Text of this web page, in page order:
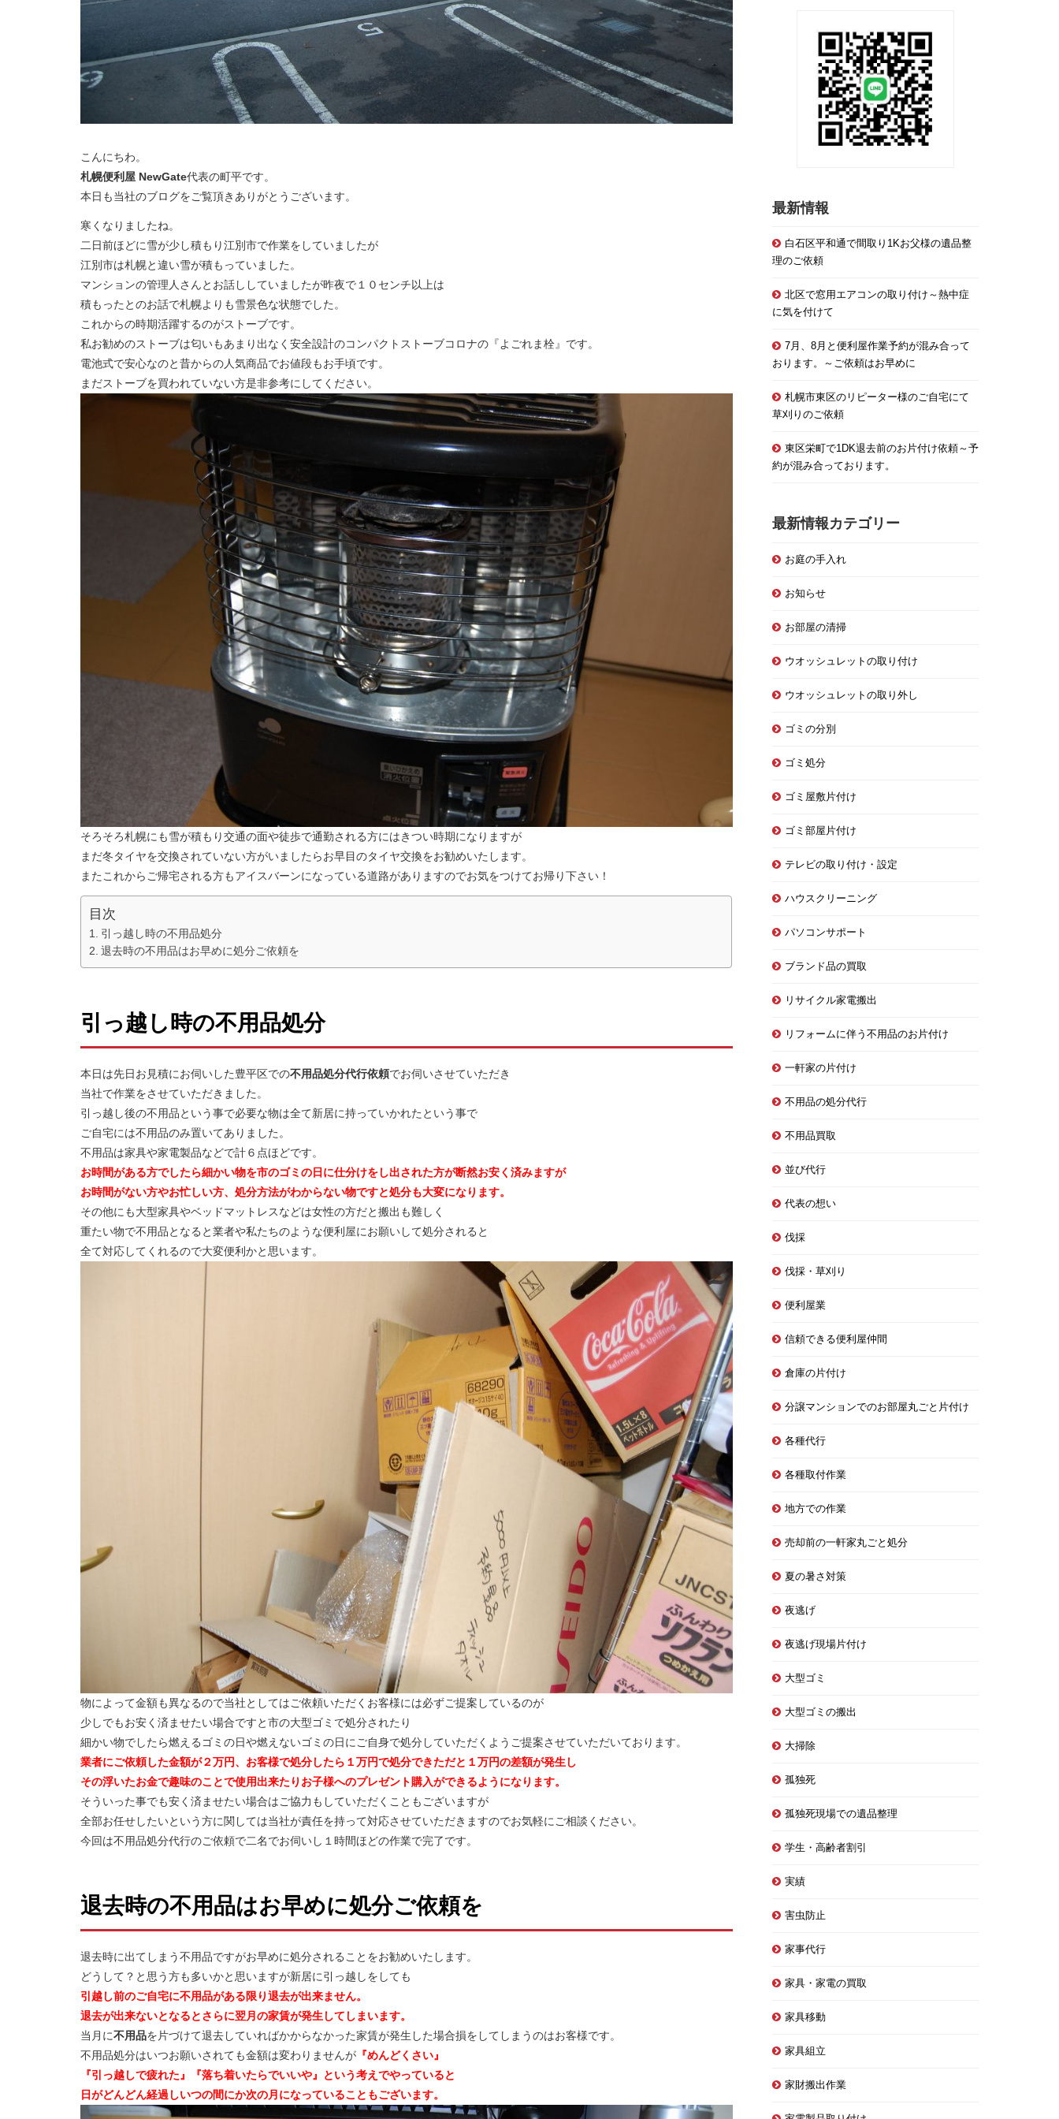
こんにちわ。
札幌便利屋 NewGate代表の町平です。
本日も当社のブログをご覧頂きありがとうございます。
寒くなりましたね。
二日前ほどに雪が少し積もり江別市で作業をしていましたが
江別市は札幌と違い雪が積もっていました。
マンションの管理人さんとお話ししていましたが昨夜で１０センチ以上は
積もったとのお話で札幌よりも雪景色な状態でした。
これからの時期活躍するのがストーブです。
私お勧めのストーブは匂いもあまり出なく安全設計のコンパクトストーブコロナの『よごれま栓』です。
電池式で安心なのと昔からの人気商品でお値段もお手頃です。
まだストーブを買われていない方是非参考にしてください。
そろそろ札幌にも雪が積もり交通の面や徒歩で通勤される方にはきつい時期になりますが
まだ冬タイヤを交換されていない方がいましたらお早目のタイヤ交換をお勧めいたします。
またこれからご帰宅される方もアイスバーンになっている道路がありますのでお気をつけてお帰り下さい！
目次
引っ越し時の不用品処分
退去時の不用品はお早めに処分ご依頼を
引っ越し時の不用品処分
本日は先日お見積にお伺いした豊平区での不用品処分代行依頼でお伺いさせていただき
当社で作業をさせていただきました。
引っ越し後の不用品という事で必要な物は全て新居に持っていかれたという事で
ご自宅には不用品のみ置いてありました。
不用品は家具や家電製品などで計６点ほどです。
お時間がある方でしたら細かい物を市のゴミの日に仕分けをし出された方が断然お安く済みますが
お時間がない方やお忙しい方、処分方法がわからない物ですと処分も大変になります。
その他にも大型家具やベッドマットレスなどは女性の方だと搬出も難しく
重たい物で不用品となると業者や私たちのような便利屋にお願いして処分されると
全て対応してくれるので大変便利かと思います。
物によって金額も異なるので当社としてはご依頼いただくお客様には必ずご提案しているのが
少しでもお安く済ませたい場合ですと市の大型ゴミで処分されたり
細かい物でしたら燃えるゴミの日や燃えないゴミの日にご自身で処分していただくようご提案させていただいております。
業者にご依頼した金額が２万円、お客様で処分したら１万円で処分できただと１万円の差額が発生し
その浮いたお金で趣味のことで使用出来たりお子様へのプレゼント購入ができるようになります。
そういった事でも安く済ませたい場合はご協力もしていただくこともございますが
全部お任せしたいという方に関しては当社が責任を持って対応させていただきますのでお気軽にご相談ください。
今回は不用品処分代行のご依頼で二名でお伺いし１時間ほどの作業で完了です。
退去時の不用品はお早めに処分ご依頼を
退去時に出てしまう不用品ですがお早めに処分されることをお勧めいたします。
どうして？と思う方も多いかと思いますが新居に引っ越しをしても
引越し前のご自宅に不用品がある限り退去が出来ません。
退去が出来ないとなるとさらに翌月の家賃が発生してしまいます。
当月に不用品を片づけて退去していればかからなかった家賃が発生した場合損をしてしまうのはお客様です。
不用品処分はいつお願いされても金額は変わりませんが 『めんどくさい』
『引っ越しで疲れた』『落ち着いたらでいいや』という考えでやっていると
日がどんどん経過しいつの間にか次の月になっていることもございます。
最新情報
白石区平和通で間取り1Kお父様の遺品整
理のご依頼
北区で窓用エアコンの取り付け～熱中症
に気を付けて
7月、8月と便利屋作業予約が混み合って
おります。～ご依頼はお早めに
札幌市東区のリピーター様のご自宅にて
草刈りのご依頼
東区栄町で1DK退去前のお片付け依頼～予
約が混み合っております。
最新情報カテゴリー
お庭の手入れ
お知らせ
お部屋の清掃
ウオッシュレットの取り付け
ウオッシュレットの取り外し
ゴミの分別
ゴミ処分
ゴミ屋敷片付け
ゴミ部屋片付け
テレビの取り付け・設定
ハウスクリーニング
パソコンサポート
ブランド品の買取
リサイクル家電搬出
リフォームに伴う不用品のお片付け
一軒家の片付け
不用品の処分代行
不用品買取
並び代行
代表の想い
伐採
伐採・草刈り
便利屋業
信頼できる便利屋仲間
倉庫の片付け
分譲マンションでのお部屋丸ごと片付け
各種代行
各種取付作業
地方での作業
売却前の一軒家丸ごと処分
夏の暑さ対策
夜逃げ
夜逃げ現場片付け
大型ゴミ
大型ゴミの搬出
大掃除
孤独死
孤独死現場での遺品整理
学生・高齢者割引
実績
害虫防止
家事代行
家具・家電の買取
家具移動
家具組立
家財搬出作業